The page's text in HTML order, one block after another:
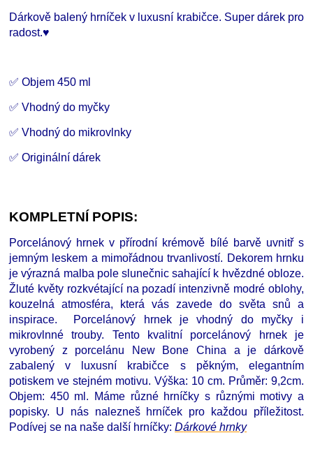
Dárkově balený hrníček v luxusní krabičce. Super dárek pro
radost.♥
✅ Objem 450 ml
✅ Vhodný do myčky
✅ Vhodný do mikrovlnky
✅ Originální dárek
KOMPLETNÍ POPIS:
Porcelánový hrnek v přírodní krémově bílé barvě uvnitř s
jemným leskem a mimořádnou trvanlivostí. Dekorem hrnku
je výrazná malba pole slunečnic sahající k hvězdné obloze.
Žluté květy rozkvétající na pozadí intenzivně modré oblohy,
kouzelná atmosféra, která vás zavede do světa snů a
inspirace. Porcelánový hrnek je vhodný do myčky i
mikrovlnné trouby. Tento kvalitní porcelánový hrnek je
vyrobený z porcelánu New Bone China a je dárkově
zabalený v luxusní krabičce s pěkným, elegantním
potiskem ve stejném motivu. Výška: 10 cm. Průměr: 9,2cm.
Objem: 450 ml. Máme různé hrníčky s různými motivy a
popisky. U nás nalezneš hrníček pro každou příležitost.
Podívej se na naše další hrníčky:Dárkové hrnky